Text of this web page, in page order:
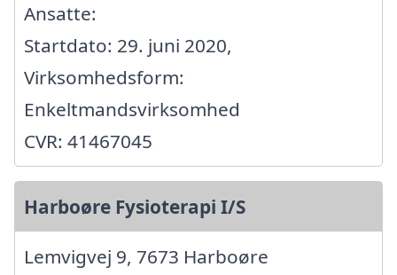
Ansatte:
Startdato: 29. juni 2020,
Virksomhedsform:
Enkeltmandsvirksomhed
CVR: 41467045
Harboøre Fysioterapi I/S
Lemvigvej 9, 7673 Harboøre